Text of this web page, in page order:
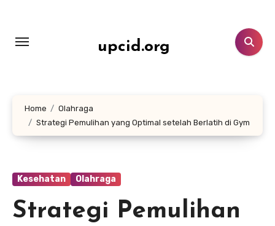
konten
upcid.org
Home
Olahraga
Strategi Pemulihan yang Optimal setelah Berlatih di Gym
Kesehatan Olahraga
Strategi Pemulihan